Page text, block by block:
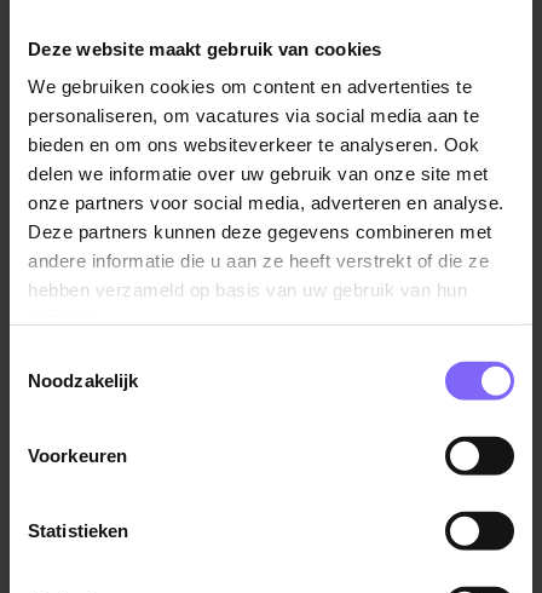
Deze website maakt gebruik van cookies
We gebruiken cookies om content en advertenties te
personaliseren, om vacatures via social media aan te
bieden en om ons websiteverkeer te analyseren. Ook
delen we informatie over uw gebruik van onze site met
onze partners voor social media, adverteren en analyse.
Deze partners kunnen deze gegevens combineren met
andere informatie die u aan ze heeft verstrekt of die ze
hebben verzameld op basis van uw gebruik van hun
Noodzakelijk
Voorkeuren
Statistieken
(SLA’s)
Proactieve en oplossingsgerichte mindset
Sterke organisatorische en analytische
vaardigheden
Nauwkeurig en communicatief sterk
Ervaring met systemen zoals Topdesk of O-
Prognose is een pré
Goede beheersing van Nederlands, Duits en
Vastgoed onderhouden in een internationale setting!
vacatures in Limburg
Vergelijkbare vacatures
Teamleider Interne Service
Zuyderland
Supervisor Facility Hard Services